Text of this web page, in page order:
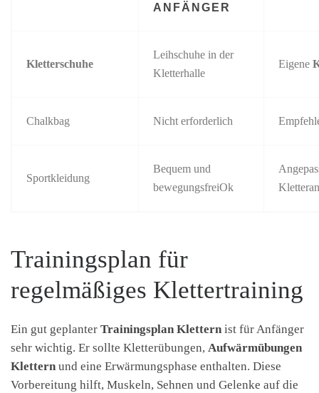
ANFÄNGER
Kletterschuhe
Leihschuhe in der
Kletterhalle
Eigene
Chalkbag Nicht erforderlich
Sportkleidung
Bequem und
bewegungsfreiOk
Trainingsplan für
regelmäßiges Klettertraining
Ein gut geplanter Trainingsplan Klettern ist für Anfänger
sehr wichtig. Er sollte Kletterübungen, Aufwärmübungen
Klettern und eine Erwärmungsphase enthalten. Diese
Vorbereitung hilft, Muskeln, Sehnen und Gelenke auf die